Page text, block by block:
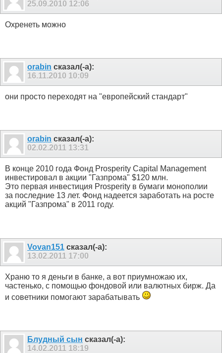
25.09.2010 12:06
Охренеть можно
orabin сказал(-а):
16.11.2010 10:09
они просто переходят на "европейский стандарт"
orabin сказал(-а):
02.02.2011 13:31
В конце 2010 года Фонд Prosperity Capital Management
инвестировал в акции "Газпрома" $120 млн.
Это первая инвестиция Prosperity в бумаги монополии
за последние 13 лет. Фонд надеется заработать на росте
акций "Газпрома" в 2011 году.
Vovan151 сказал(-а):
13.02.2011 17:00
Храню то я деньги в банке, а вот приумножаю их,
частенько, с помощью фондовой или валютных бирж. Да
и советники помогают зарабатывать
Блудный сын сказал(-а):
14.02.2011 18:19